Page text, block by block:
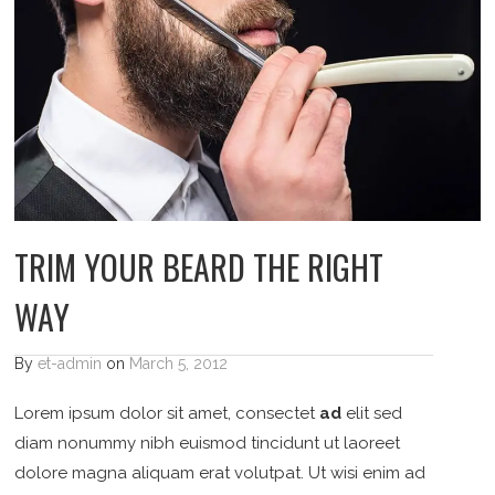
TRIM YOUR BEARD THE RIGHT
WAY
Byet-admin on March 5, 2012
Lorem ipsum dolor sit amet, consectet ad elit sed
diam nonummy nibh euismod tincidunt ut laoreet
dolore magna aliquam erat volutpat. Ut wisi enim ad